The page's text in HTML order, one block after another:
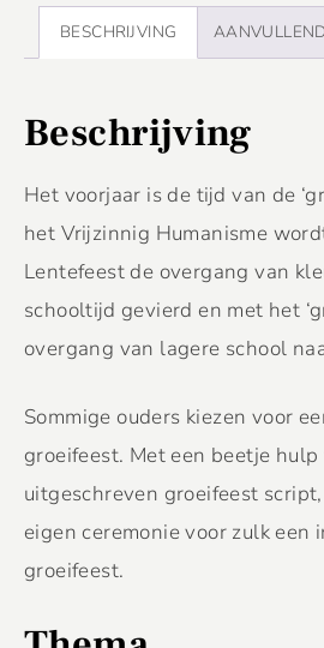
BESCHRIJVING
Beschrijving
Het voorjaar is de tijd van de
het Vrijzinnig Humanisme
Lentefeest de overgang van
schooltijd gevierd en met het
overgang van lagere school
Sommige ouders kiezen voor
groeifeest. Met een beetje
uitgeschreven groeifeest
eigen ceremonie voor zulk een
groeifeest.